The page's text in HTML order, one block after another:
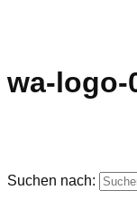
wa-logo-
Suchen nach: